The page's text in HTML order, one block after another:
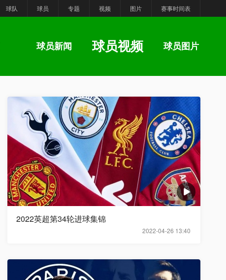
球队 球员 专题 视频 图片 赛事时间表
球员新闻 球员视频 球员图片
2022-04-26 13:40
2022英超第34轮进球集锦